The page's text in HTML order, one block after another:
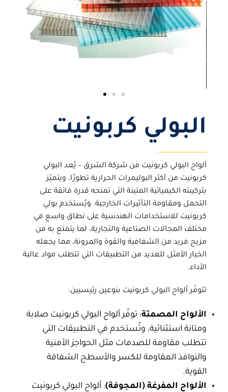
البولي كربونيت
ألواح البولي كربونيت من شركة الشرق – يُعد البولي
كربونيت من أكثر البوليمرات الحرارية تطورًا، ويتميّز
بتركيبته الكيميائية المتينة التي تمنحه قدرة فائقة على
التحمل ومقاومة التأثيرات الخارجية. ويُستخدم بولي
كربونيت للاستخدامات الهندسية على نطاق واسع في
مختلف المجالات الصناعية والتجارية، لما يتمتع به من
مزيج فريد من الشفافية والقوة والمرونة، مما يجعله
الخيار الأمثل للعديد من التطبيقات التي تتطلب مواد عالية
الأداء.
تتوفّرألواح البولي كربونيت بنوعين رئيسيين:
الألواح المصمتة: توفّر ألواح البولي كربونيت صلابة
ومتانة استثنائية، وتُستخدم في التطبيقات التي
تتطلب مقاومة للصدمات مثل الحواجز الأمنية
والنوافذ المقاومة للكسر والأسطح الشفافة
القوية.
الألواح المفرغة (المجوفة): ألواح البولي كربونيت